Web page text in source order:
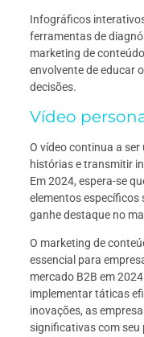
Infográficos
ferramentas de
marketing de
envolvente de educar
decisões.
Vídeo
O vídeo continua a
histórias e transmitir
Em 2024, espera-se
elementos
ganhe destaque no
O marketing de
essencial para
mercado B2B em
implementar táticas
inovações, as
significativas com seu